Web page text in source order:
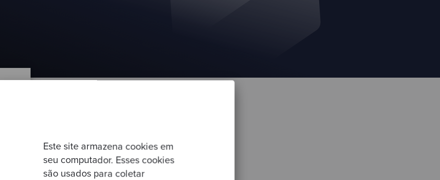
Este site armazena cookies em
seu computador. Esses cookies
são usados para coletar